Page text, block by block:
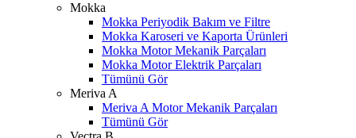
Mokka
Mokka Periyodik Bakım ve Filtre
Mokka Karoseri ve Kaporta Ürünleri
Mokka Motor Mekanik Parçaları
Mokka Motor Elektrik Parçaları
Tümünü Gör
Meriva A
Meriva A Motor Mekanik Parçaları
Tümünü Gör